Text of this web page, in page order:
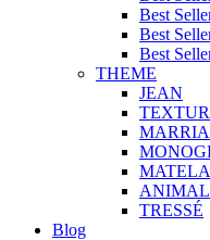
Best
Best
Best
THEME
JEAN
ANIMAL
TRESSÉ
Blog